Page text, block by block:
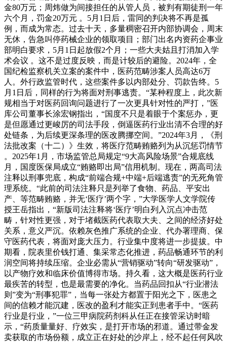
金80万元；周炜做为间接担任的从管人员，被判有期徒刑一年
六个月，罚金20万元 。5月1日后，雷同的判决将不再是孤
例，而成为常态。过去十天，多量稠密召开内部协调会，周末
无休，告急叫停药械企业的领取项目；部门出名内资药企事业
部明白要求，5月1日起放假2个月；一些大夫姑且打消加入学
术会议 。这不是过度反映，而是计较后的避险。2024年，全
国纪检监察机关立案的案件中，医药范畴涉案人员高达6万
人。外行政监管时代，这些案件多以内部处分、罚款告终。5
月1日后，同样的行为将面对刑事逃责。“某种程度上，此次新
规相当于对医药回询问题进行了一次更具针对性的严打，”医
库公司董事长涂宏钢指出，“国度不只是着眼于个案惩办，更
是但愿通过更峻厉的司法手段，倒逼医药行业出清不合理的好
处链条，为后续更深条理的医改腾挪空间。”2024年3月，《刑
法批改案（十二）》生效，将医疗范畴贿赂列为从沉惩罚情节
。2025年1月，市场监管总局规定“9大高风险场景”合规底线
月，国度医保局成立“贿赂即出局”信用机制。现在，两高司法
注释以刑事兜底，构成“前端合规+中端+后端逃责”的无死角管
理系统。“此前的司法注释只是列举了食物、药品、平安出
产、等范畴贿赂，并无‘医疗’两个字，”大学医学人文学院传
授王岳指出，“新版司法注释将‘医疗’明白列入沉点冲击范
畴，针对性更强，对于堵截医药代表取大夫、之间的经济好处
关系，意义严沉。依赖灰色推广系统的企业、代办署理商、保
守医药代表，将面对庞大压力。行业集中度将进一步提拔。中
期看，院表里价钱打通、集采常态化推进，药品畅通环节的利
润空间将持续压缩。企业必需从“营销驱动”转向“研发驱动”，
以产物疗效和临床价值博得市场。持久看，这大概是医药行业
最疾苦的转型，也是最需要的净化。当药品回扣从“行业潜法
则”变为“刑事犯罪”，当每一张处方都置于阳光之下，医患之
间的信赖才能沉建，医改的盈利才能实正到患者手中。“医药
行业是行业，”一位三甲病院药剂科从任正在接管采访时暗
示，“药质量量好、疗效实，是打开市场的邪道。通过带金发
卖获取的市场份额，成立正在好处的沙岸上，经不起任何风吹